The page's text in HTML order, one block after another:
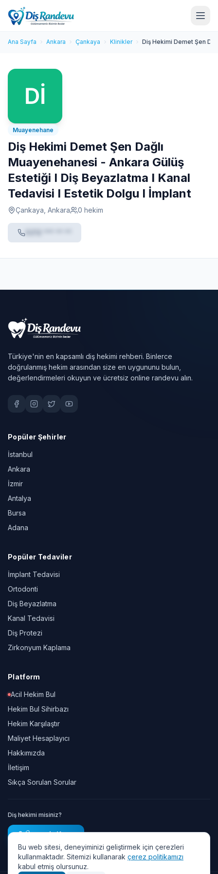
Ana Sayfa Ankara Çankaya Klinikler Diş Hekimi Demet Şen
Muayenehane
Diş Hekimi Demet Şen Dağlı
Muayenehanesi - Ankara Gülüş
Estetiği I Diş Beyazlatma I Kanal
Tedavisi I Estetik Dolgu I İmplant
Çankaya, Ankara 0 hekim
Türkiye'nin en kapsamlı diş hekimi rehberi. Binlerce
doğrulanmış hekim arasından size en uygununu bulun,
değerlendirmeleri okuyun ve ücretsiz online randevu alın.
Popüler Şehirler
İstanbul
Ankara
İzmir
Antalya
Bursa
Adana
Popüler Tedaviler
İmplant Tedavisi
Ortodonti
Diş Beyazlatma
Kanal Tedavisi
Diş Protezi
Zirkonyum Kaplama
Platform
Acil Hekim Bul
Hekim Bul Sihirbazı
Hekim Karşılaştır
Maliyet Hesaplayıcı
Hakkımızda
İletişim
Sıkça Sorulan Sorular
Diş hekimi misiniz?
Ücretsiz Kayıt
Bu web sitesi, deneyiminizi geliştirmek için çerezleri
kullanmaktadır. Sitemizi kullanarak çerez politikamızı
kabul etmiş olursunuz.